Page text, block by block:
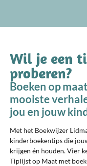
Wil je een
proberen?
Boeken op
mooiste
jou en jouw
Met het Boekwijzer
kinderboekentips die
krijgen én houden. Vier
Tiplijst op Maat met